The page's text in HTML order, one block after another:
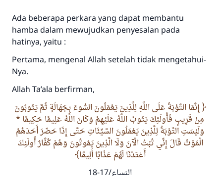
Ada beberapa perkara yang dapat membantu
hamba dalam mewujudkan penyesalan pada
hatinya, yaitu :
Pertama, mengenal Allah setelah tidak mengetahui-
Nya.
Allah Ta’ala berfirman,
إِنَّمَا التَّوْبَةُ عَلَى اللَّهِ لِلَّذِينَ يَعْمَلُونَ السُّوءَ بِجَهَالَةٍ ثُمَّ يَتُوبُونَ
مِنْ قَرِيبٍ فَأُولَئِكَ يَتُوبُ اللَّهُ عَلَيْهِمْ وَكَانَ اللَّهُ عَلِيمًا حَكِيمًا *
وَلَيْسَتِ التَّوْبَةُ لِلَّذِينَ يَعْمَلُونَ السَّيِّئَاتِ حَتَّى إِذَا حَضَرَ أَحَدَهُمُ
الْمَوْتُ قَالَ إِنِّي تُبْتُ الْآنَ وَلَا الَّذِينَ يَمُوتُونَ وَهُمْ كُفَّارٌ أُولَئِكَ
أَعْتَدْنَا لَهُمْ عَذَابًا أَلِيمًا
النساء/17-18